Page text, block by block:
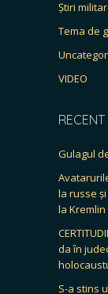
Știri
Tema de
VIDEO
Gulagul
la russe
la Kremlin
da în
S-a stins